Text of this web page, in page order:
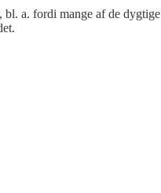
bl. a. fordi mange af de dygtige